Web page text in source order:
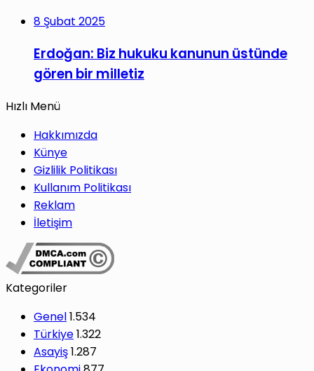
8 Şubat 2025
Erdoğan: Biz hukuku kanunun üstünde
gören bir milletiz
Hızlı Menü
Hakkımızda
Künye
Gizlilik Politikası
Kullanım Politikası
Reklam
İletişim
Kategoriler
Genel1.534
Türkiye1.322
Asayiş1.287